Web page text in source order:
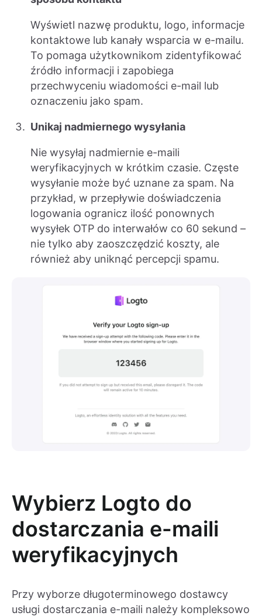
Wyświetl nazwę produktu, logo, informacje
kontaktowe lub kanały wsparcia w e-mailu.
To pomaga użytkownikom zidentyfikować
źródło informacji i zapobiega
przechwyceniu wiadomości e-mail lub
oznaczeniu jako spam.
Unikaj nadmiernego wysyłania
Nie wysyłaj nadmiernie e-maili
weryfikacyjnych w krótkim czasie. Częste
wysyłanie może być uznane za spam. Na
przykład, w przepływie doświadczenia
logowania ogranicz ilość ponownych
wysyłek OTP do interwałów co 60 sekund –
nie tylko aby zaoszczędzić koszty, ale
również aby uniknąć percepcji spamu.
Wybierz Logto do
dostarczania e-maili
weryfikacyjnych
Przy wyborze długoterminowego dostawcy
usługi dostarczania e-maili należy kompleksowo